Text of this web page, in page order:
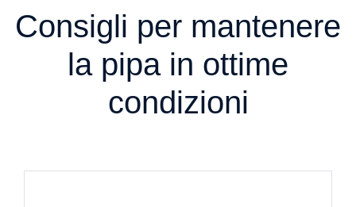
Consigli per mantenere
la pipa in ottime
condizioni